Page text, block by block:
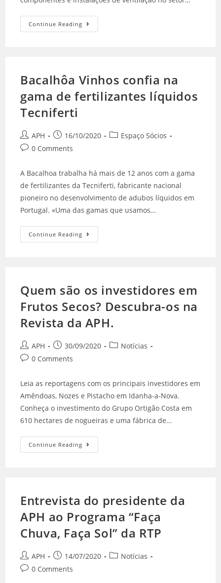
Continue Reading
Bacalhôa Vinhos confia na
gama de fertilizantes líquidos
Tecniferti
APH 16/10/2020
Espaço Sócios
0 Comments
A Bacalhoa trabalha há mais de 12 anos com a gama
de fertilizantes da Tecniferti, fabricante nacional
pioneiro no desenvolvimento de adubos líquidos em
Portugal. «Uma das gamas que usamos…
Continue Reading
Quem são os investidores em
Frutos Secos? Descubra-os na
Revista da APH.
APH 30/09/2020
Notícias
0 Comments
Leia as reportagens com os principais investidores em
Amêndoas, Nozes e Pistacho em Idanha-a-Nova.
Conheça o investimento do Grupo Ortigão Costa em
610 hectares de nogueiras e uma fábrica de…
Continue Reading
Entrevista do presidente da
APH ao Programa “Faça
Chuva, Faça Sol” da RTP
APH 14/07/2020
Notícias
0 Comments